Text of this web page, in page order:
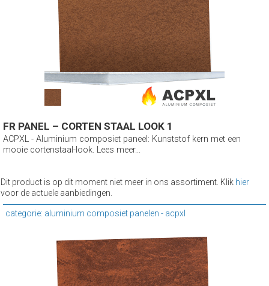
FR PANEL – CORTEN STAAL LOOK 1
ACPXL - Aluminium composiet paneel: Kunststof kern met een
mooie cortenstaal-look. Lees meer...
Dit product is op dit moment niet meer in ons assortiment. Klik hier
voor de actuele aanbiedingen.
categorie: aluminium composiet panelen - acpxl